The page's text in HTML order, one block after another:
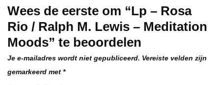
Wees de eerste om “Lp – Rosa
Rio / Ralph M. Lewis – Meditation
Moods” te beoordelen
Je e-mailadres wordt niet gepubliceerd. Vereiste velden zijn
gemarkeerd met *